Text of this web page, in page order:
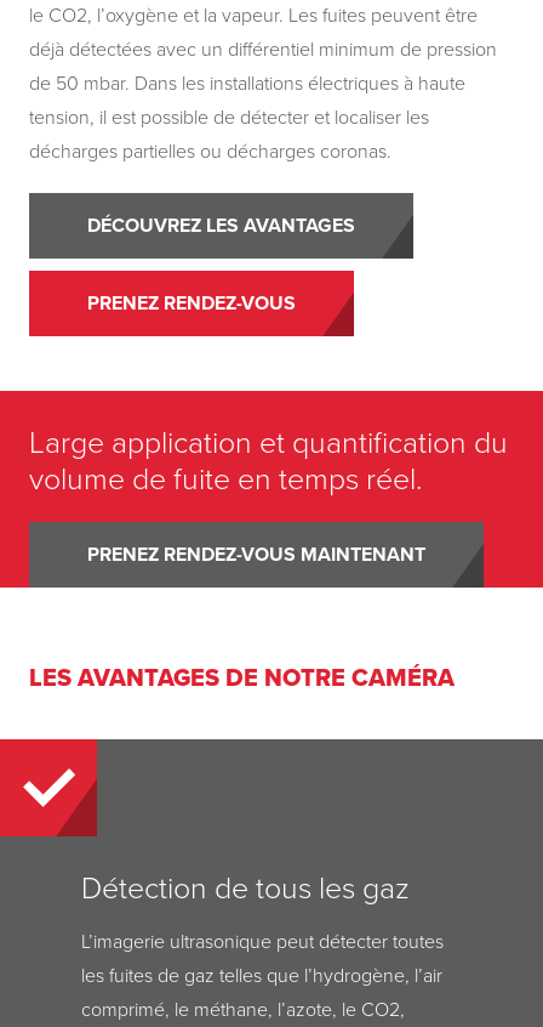
le CO2, l’oxygène et la vapeur. Les fuites peuvent être
déjà détectées avec un différentiel minimum de pression
de 50 mbar. Dans les installations électriques à haute
tension, il est possible de détecter et localiser les
décharges partielles ou décharges coronas.
DÉCOUVREZ LES AVANTAGES
PRENEZ RENDEZ-VOUS
Large application et quantification du
volume de fuite en temps réel.
PRENEZ RENDEZ-VOUS MAINTENANT
LES AVANTAGES DE NOTRE CAMÉRA
Détection de tous les gaz
L’imagerie ultrasonique peut détecter toutes
les fuites de gaz telles que l’hydrogène, l’air
comprimé, le méthane, l’azote, le CO2,